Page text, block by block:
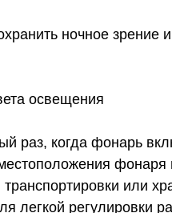
ночное
освещения
раз, когда фонарь
фонаря
или
легкой регулировки